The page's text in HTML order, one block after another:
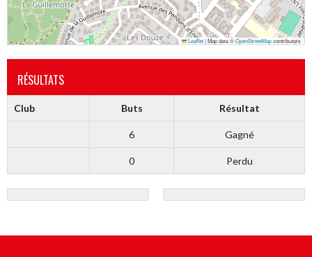
Leaflet|Map data ©OpenStreetMapcontributors
RÉSULTATS
Club Buts Résultat
6 Gagné
0 Perdu